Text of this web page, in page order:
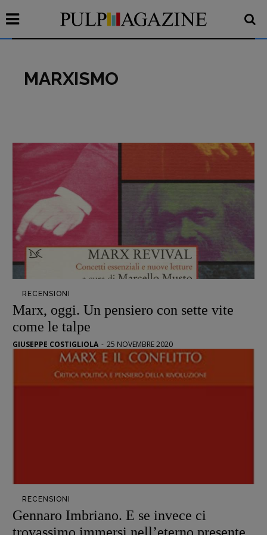
Primo Piano
Interviste
Archeologie del
presente
Fumetti
Libro & Film
Pulp for kids
Opera prima
DOSSIER
12 dicembre
Blade Runner 40
Editoria
Intelligenza Artificiale
Tornare a Ballard
Valerio Evangelisti
Vampirismi
MARXISMO
RECENSIONI
Marx, oggi. Un pensiero con sette vite
come le talpe
GIUSEPPE COSTIGLIOLA - 25 NOVEMBRE 2020
RECENSIONI
Gennaro Imbriano. E se invece ci